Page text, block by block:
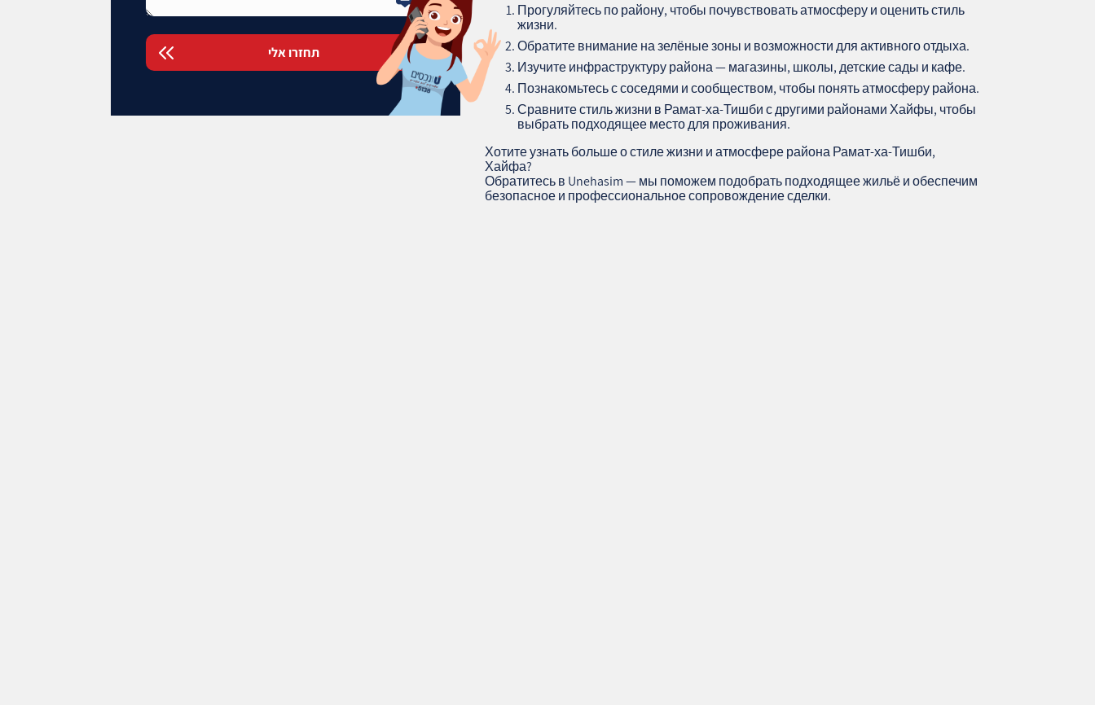
Прогуляйтесь по району, чтобы почувствовать атмосферу и оценить стиль
жизни.
Обратите внимание на зелёные зоны и возможности для активного отдыха.
Изучите инфраструктуру района — магазины, школы, детские сады и кафе.
Познакомьтесь с соседями и сообществом, чтобы понять атмосферу района.
Сравните стиль жизни в Рамат-ха-Тишби с другими районами Хайфы, чтобы
выбрать подходящее место для проживания.
Хотите узнать больше о стиле жизни и атмосфере района Рамат-ха-Тишби,
Хайфа?
Обратитесь в Unehasim — мы поможем подобрать подходящее жильё и обеспечим
безопасное и профессиональное сопровождение сделки.